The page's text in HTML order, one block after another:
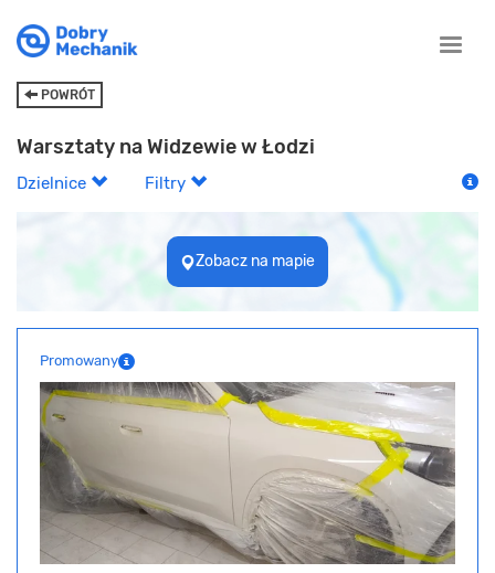
Toggle
POWRÓT
Warsztaty na Widzewie w Łodzi
Dzielnice Filtry
Zobacz na mapie
Promowany